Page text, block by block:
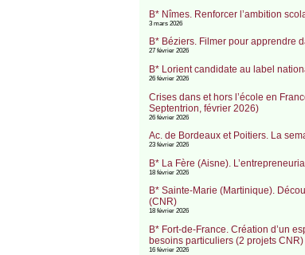
B* Nîmes. Renforcer l’ambition
3 mars 2026
B* Béziers. Filmer pour apprendre
27 février 2026
B* Lorient candidate au label
26 février 2026
Crises dans et hors l’école en
Septentrion, février 2026)
26 février 2026
Ac. de Bordeaux et Poitiers. La
23 février 2026
B* La Fère (Aisne).
18 février 2026
B* Sainte-Marie (Martinique).
(CNR)
18 février 2026
B* Fort-de-France. Création d’un
besoins particuliers (2 projets CNR)
16 février 2026